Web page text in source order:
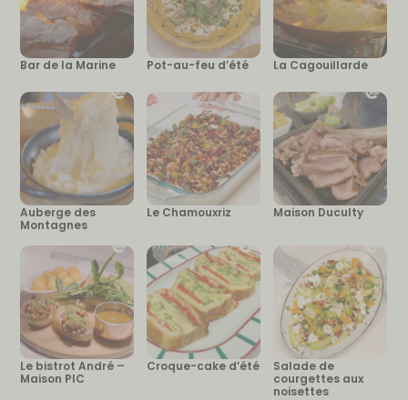
Bar de la Marine Pot-au-feu d’été La Cagouillarde
Auberge des
Montagnes
Le Chamouxriz Maison Duculty
Le bistrot André –
Maison PIC
Croque-cake d’été
Salade de
courgettes aux
noisettes